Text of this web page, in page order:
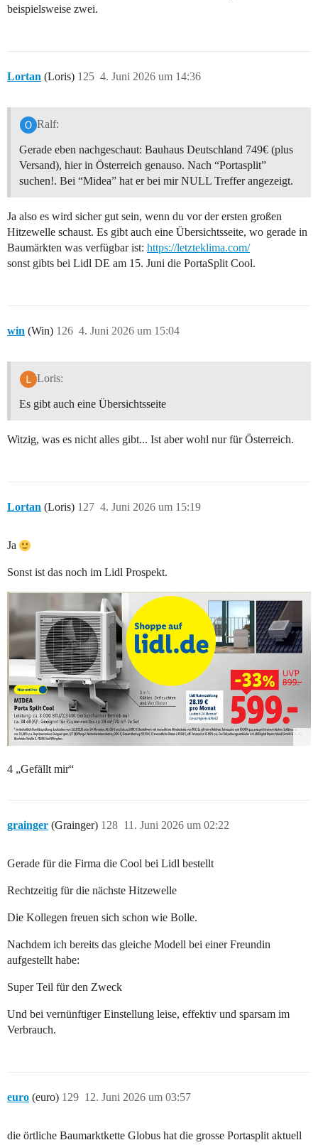
beispielsweise zwei.
Lortan (Loris) 4. Juni 2026 um 14:36
125
Ralf:
Gerade eben nachgeschaut: Bauhaus Deutschland 749€ (plus
Versand), hier in Österreich genauso. Nach “Portasplit”
suchen!. Bei “Midea” hat er bei mir NULL Treffer angezeigt.
Ja also es wird sicher gut sein, wenn du vor der ersten großen
Hitzewelle schaust. Es gibt auch eine Übersichtsseite, wo gerade in
Baumärkten was verfügbar ist: https://letzteklima.com/
sonst gibts bei Lidl DE am 15. Juni die PortaSplit Cool.
win (Win) 4. Juni 2026 um 15:04
126
Loris:
Es gibt auch eine Übersichtsseite
Witzig, was es nicht alles gibt... Ist aber wohl nur für Österreich.
Lortan (Loris) 4. Juni 2026 um 15:19
127
Ja
Sonst ist das noch im Lidl Prospekt.
4 „Gefällt mir“
grainger (Grainger) 11. Juni 2026 um 02:22
128
Gerade für die Firma die Cool bei Lidl bestellt
Rechtzeitig für die nächste Hitzewelle
Die Kollegen freuen sich schon wie Bolle.
Nachdem ich bereits das gleiche Modell bei einer Freundin
aufgestellt habe:
Super Teil für den Zweck
Und bei vernünftiger Einstellung leise, effektiv und sparsam im
Verbrauch.
euro (euro) 12. Juni 2026 um 03:57
129
die örtliche Baumarktkette Globus hat die grosse Portasplit aktuell